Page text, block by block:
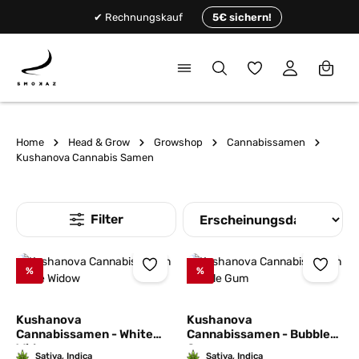
✔ Rechnungskauf 5€ sichern!
Du hast 0
Home Head & Grow Growshop
Cannabissamen
Kushanova Cannabis Samen
%
Kushanova
Cannabissamen - White
Widow
Sativa, Indica
%
Kushanova
Cannabissamen - Bubble
Gum
Sativa, Indica